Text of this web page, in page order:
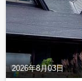
2026年8月03日